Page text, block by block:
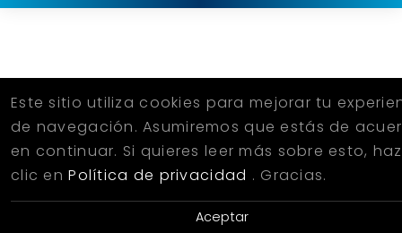
Este sitio utiliza cookies para mejorar tu
de navegación. Asumiremos que estás de
en continuar. Si quieres leer más sobre esto, haz
clic enPolítica de privacidad . Gracias.
Aceptar